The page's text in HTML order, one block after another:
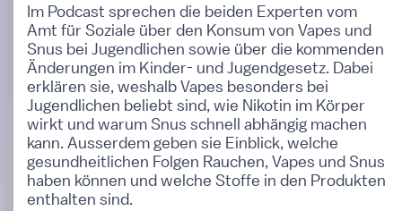
Im Podcast sprechen die beiden Experten vom
Amt für Soziale über den Konsum von Vapes und
Snus bei Jugendlichen sowie über die kommenden
Änderungen im Kinder- und Jugendgesetz. Dabei
erklären sie, weshalb Vapes besonders bei
Jugendlichen beliebt sind, wie Nikotin im Körper
wirkt und warum Snus schnell abhängig machen
kann. Ausserdem geben sie Einblick, welche
gesundheitlichen Folgen Rauchen, Vapes und Snus
haben können und welche Stoffe in den Produkten
enthalten sind.